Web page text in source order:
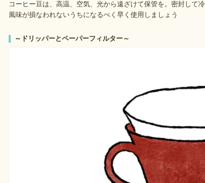
コーヒー豆は、高温、空気、光から遠ざけて保管を。密封して
風味が損なわれないうちになるべく早く使用しましょう
～ドリッパーとペーパーフィルター～